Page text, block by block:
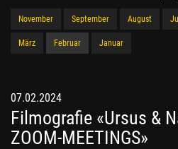
November September August
März Februar Januar
07.02.2024
Filmografie «Ursus &
ZOOM-MEETINGS»